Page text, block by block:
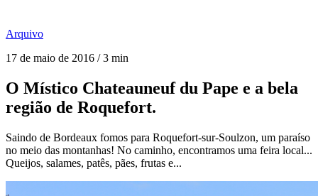
Arquivo
17 de maio de 2016 / 3 min
O Místico Chateauneuf du Pape e a bela
região de Roquefort.
Saindo de Bordeaux fomos para Roquefort-sur-Soulzon, um paraíso
no meio das montanhas! No caminho, encontramos uma feira local...
Queijos, salames, patês, pães, frutas e...